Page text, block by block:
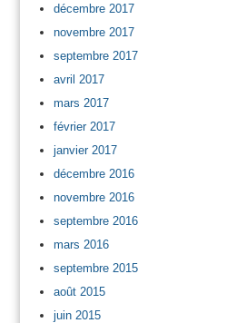
décembre 2017
novembre 2017
septembre 2017
avril 2017
mars 2017
février 2017
janvier 2017
décembre 2016
novembre 2016
septembre 2016
mars 2016
septembre 2015
août 2015
juin 2015